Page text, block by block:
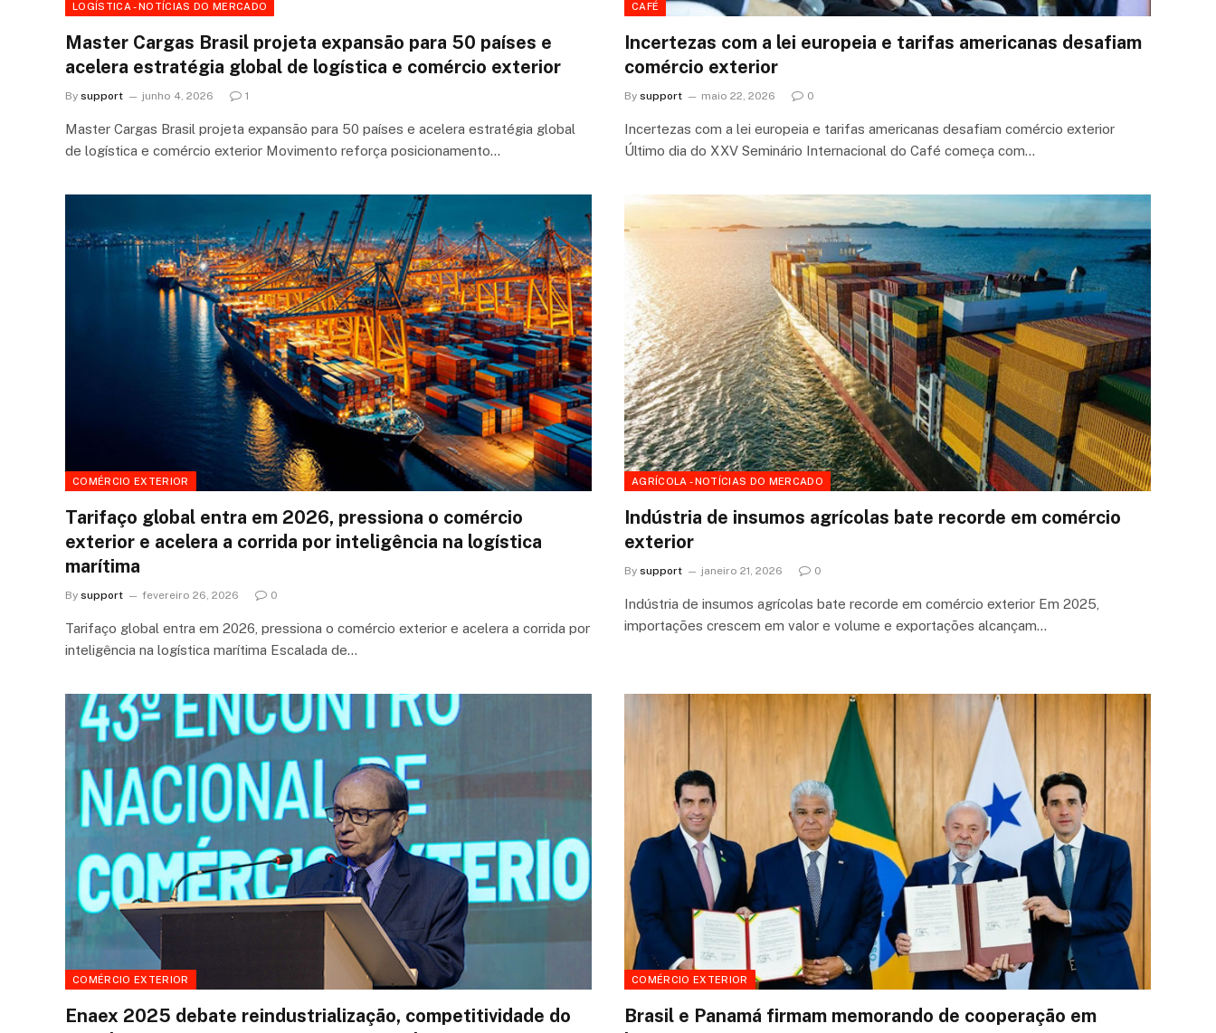
LOGÍSTICA - NOTÍCIAS DO MERCADO
Master Cargas Brasil projeta expansão para 50 países e
acelera estratégia global de logística e comércio exterior
By support junho 4, 2026 1
Master Cargas Brasil projeta expansão para 50 países e acelera estratégia global
de logística e comércio exterior Movimento reforça posicionamento…
CAFÉ
Incertezas com a lei europeia e tarifas americanas desafiam
comércio exterior
By support maio 22, 2026 0
Incertezas com a lei europeia e tarifas americanas desafiam comércio exterior
Último dia do XXV Seminário Internacional do Café começa com…
COMÉRCIO EXTERIOR
Tarifaço global entra em 2026, pressiona o comércio
exterior e acelera a corrida por inteligência na logística
marítima
By support fevereiro 26, 2026 0
Tarifaço global entra em 2026, pressiona o comércio exterior e acelera a corrida por
inteligência na logística marítima Escalada de…
AGRÍCOLA - NOTÍCIAS DO MERCADO
Indústria de insumos agrícolas bate recorde em comércio
exterior
By support janeiro 21, 2026 0
Indústria de insumos agrícolas bate recorde em comércio exterior Em 2025,
importações crescem em valor e volume e exportações alcançam…
COMÉRCIO EXTERIOR
Enaex 2025 debate reindustrialização, competitividade do
COMÉRCIO EXTERIOR
Brasil e Panamá firmam memorando de cooperação em